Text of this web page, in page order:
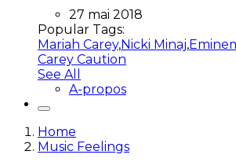
27 mai 2018
Popular Tags:
Mariah Carey,Nicki Minaj,
Carey Caution
See All
A-propos
Home
Music Feelings